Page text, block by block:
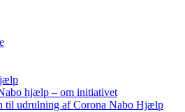
hjælp – om initiativet
til udrulning af Corona Nabo Hjælp